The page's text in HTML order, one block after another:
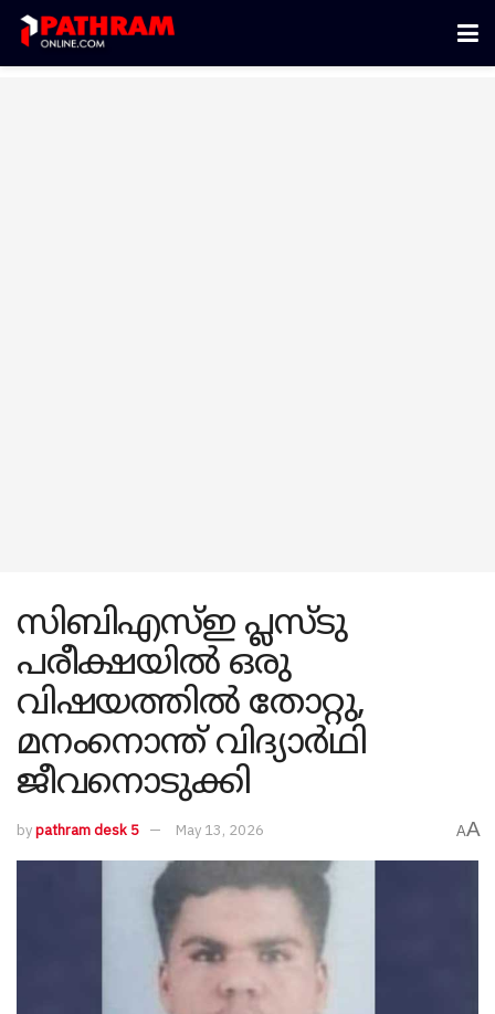
സിബിഎസ്ഇ പ്ലസ്ടു
പരീക്ഷയിൽ ഒരു
വിഷയത്തിൽ തോറ്റു,
മനംനൊന്ത് വിദ്യാർഥി
ജീവനൊടുക്കി
bypathram desk 5 May 13, 2026 AA